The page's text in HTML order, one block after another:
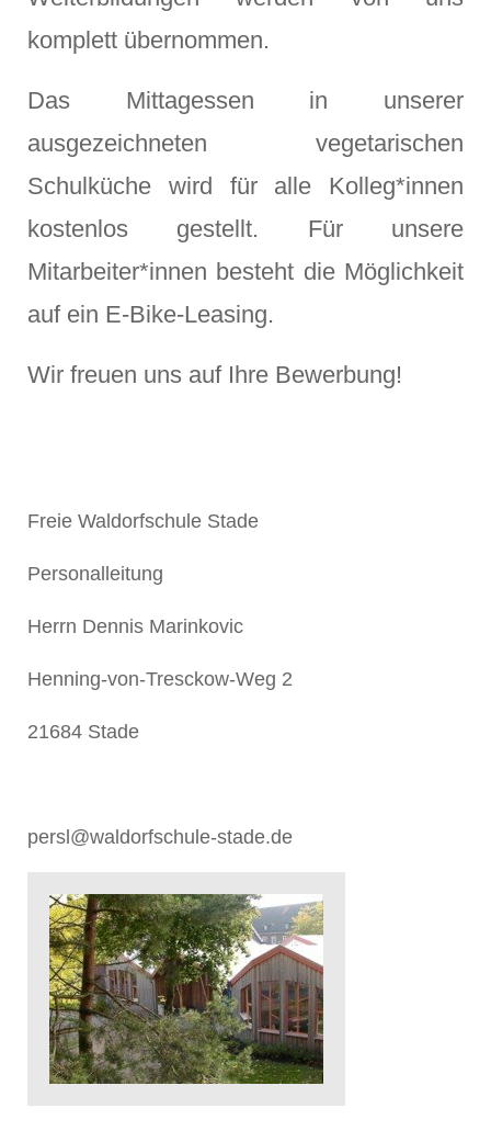
komplett übernommen.
Das Mittagessen in unserer
ausgezeichneten vegetarischen
Schulküche wird für alle Kolleg*innen
kostenlos gestellt. Für unsere
Mitarbeiter*innen besteht die Möglichkeit
auf ein E-Bike-Leasing.
Wir freuen uns auf Ihre Bewerbung!
Freie Waldorfschule Stade
Personalleitung
Herrn Dennis Marinkovic
Henning-von-Tresckow-Weg 2
21684 Stade
persl@waldorfschule-stade.de